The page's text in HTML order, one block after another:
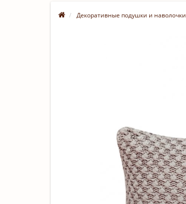
Декоративные подушки и наволочки